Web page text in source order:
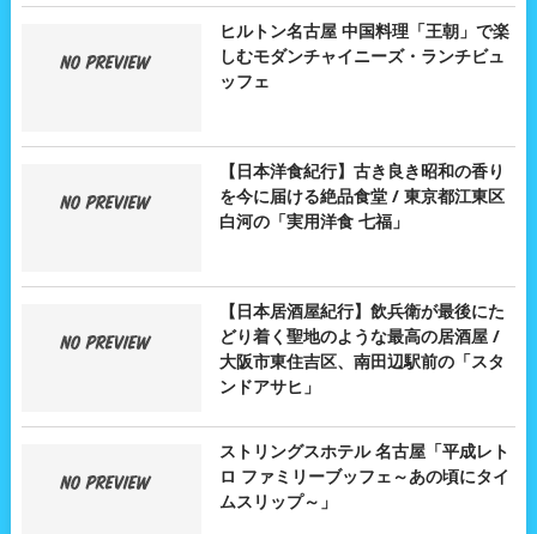
ヒルトン名古屋 中国料理「王朝」で楽
しむモダンチャイニーズ・ランチビュ
ッフェ
【日本洋食紀行】古き良き昭和の香り
を今に届ける絶品食堂 / 東京都江東区
白河の「実用洋食 七福」
【日本居酒屋紀行】飲兵衛が最後にた
どり着く聖地のような最高の居酒屋 /
大阪市東住吉区、南田辺駅前の「スタ
ンドアサヒ」
ストリングスホテル 名古屋「平成レト
ロ ファミリーブッフェ～あの頃にタイ
ムスリップ～」